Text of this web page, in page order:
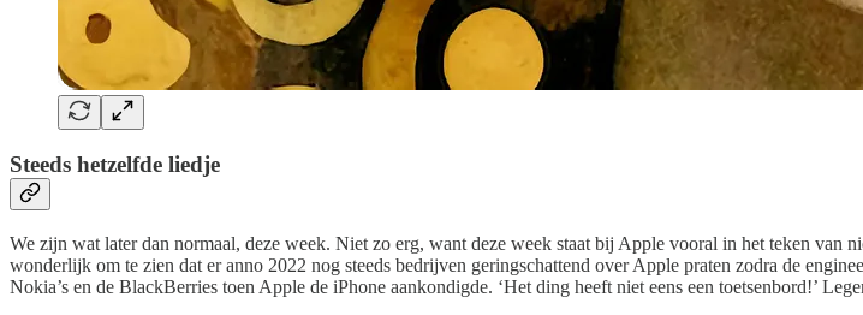
Steeds hetzelfde liedje
We zijn wat later dan normaal, deze week. Niet zo erg, want deze week staat bij Apple vooral in het teken van
wonderlijk om te zien dat er anno 2022 nog steeds bedrijven geringschattend over Apple praten zodra de
Nokia’s en de BlackBerries toen Apple de iPhone aankondigde. ‘Het ding heeft niet eens een toetsenbord!’